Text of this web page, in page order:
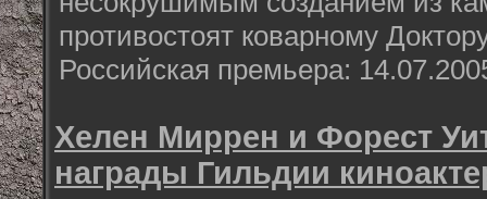
противостоят коварному
Российская премьера:
Хелен Миррен и Форест
награды Гильдии